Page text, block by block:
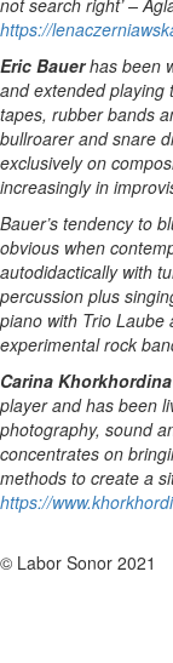
not search right’ –
https://
Eric Bauerhas been
and extended playing
tapes, rubber bands
bullroarer and snare
exclusively on
increasingly in
Bauer’s tendency to
obvious when
autodidactically with
percussion plus
piano with Trio Laube
experimental rock
Carina Khorkhordina
player and has been
photography, sound
concentrates on
methods to create a
https://
© Labor Sonor 2021